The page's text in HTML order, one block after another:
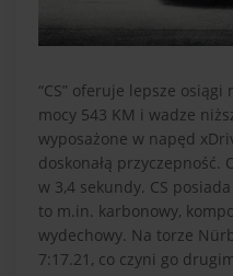
“CS” oferuje lepsze
mocy 543 KM i wadze
wyposażone w napęd
doskonałą przyczepność.
w 3,4 sekundy. CS
to m.in. karbonowy,
wydechowy. Na torze
7:17.21, co czyni go